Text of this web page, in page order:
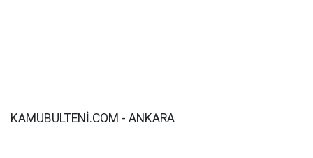
KAMUBULTENİ.COM - ANKARA